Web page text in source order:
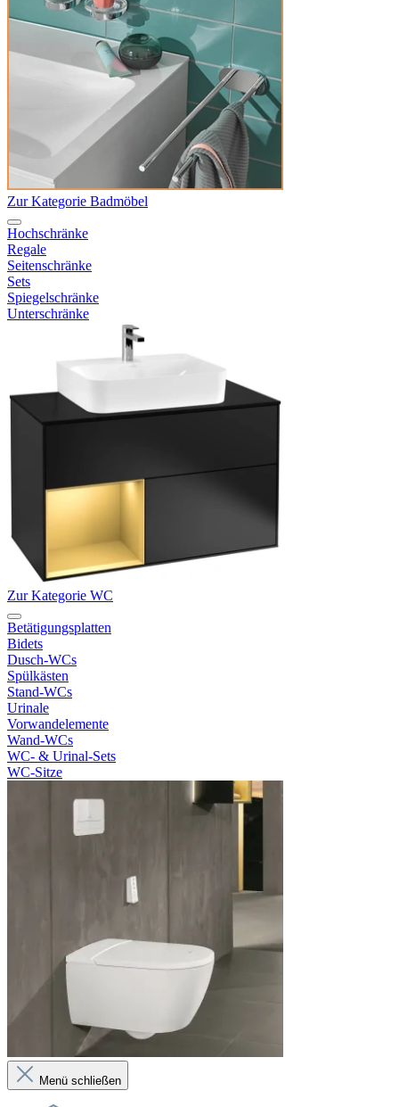
Zur Kategorie Badmöbel
Hochschränke
Regale
Seitenschränke
Sets
Spiegelschränke
Unterschränke
Zur Kategorie WC
Betätigungsplatten
Bidets
Dusch-WCs
Spülkästen
Stand-WCs
Urinale
Vorwandelemente
Wand-WCs
WC- & Urinal-Sets
WC-Sitze
Menü schließen